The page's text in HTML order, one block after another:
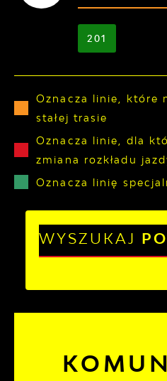
201
Oznacza linie, które
stałej trasie
Oznacza linie, dla
zmiana rozkładu
Oznacza linię
WYSZUKAJ